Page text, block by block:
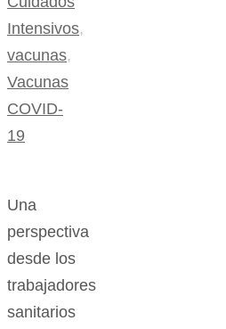
Intensivos,
vacunas,
Vacunas
COVID-
19
Una
perspectiva
desde los
trabajadores
sanitarios